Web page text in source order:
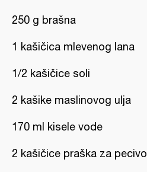
250 g brašna
1 kašičica mlevenog lana
1/2 kašičice soli
2 kašike maslinovog ulja
170 ml kisele vode
2 kašičice praška za pecivo